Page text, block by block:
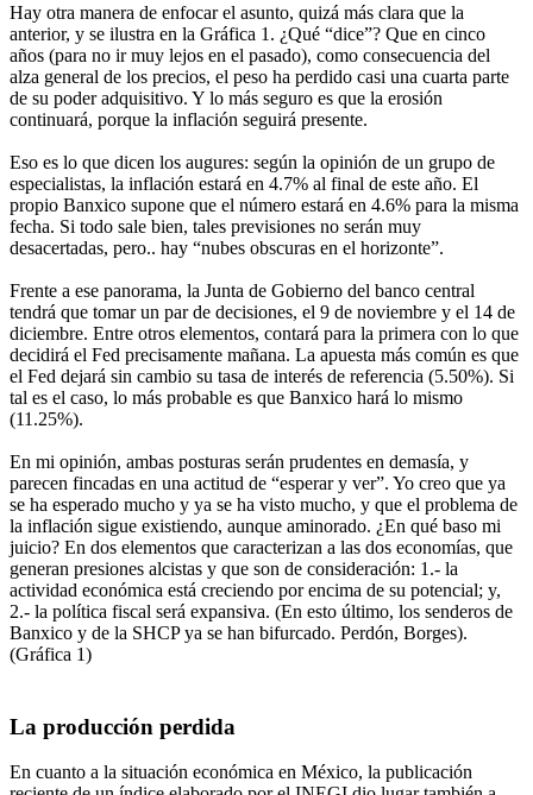
Hay otra manera de enfocar el asunto, quizá más clara que la
anterior, y se ilustra en la Gráfica 1. ¿Qué “dice”? Que en cinco
años (para no ir muy lejos en el pasado), como consecuencia del
alza general de los precios, el peso ha perdido casi una cuarta parte
de su poder adquisitivo. Y lo más seguro es que la erosión
continuará, porque la inflación seguirá presente.
Eso es lo que dicen los augures: según la opinión de un grupo de
especialistas, la inflación estará en 4.7% al final de este año. El
propio Banxico supone que el número estará en 4.6% para la misma
fecha. Si todo sale bien, tales previsiones no serán muy
desacertadas, pero.. hay “nubes obscuras en el horizonte”.
Frente a ese panorama, la Junta de Gobierno del banco central
tendrá que tomar un par de decisiones, el 9 de noviembre y el 14 de
diciembre. Entre otros elementos, contará para la primera con lo que
decidirá el Fed precisamente mañana. La apuesta más común es que
el Fed dejará sin cambio su tasa de interés de referencia (5.50%). Si
tal es el caso, lo más probable es que Banxico hará lo mismo
(11.25%).
En mi opinión, ambas posturas serán prudentes en demasía, y
parecen fincadas en una actitud de “esperar y ver”. Yo creo que ya
se ha esperado mucho y ya se ha visto mucho, y que el problema de
la inflación sigue existiendo, aunque aminorado. ¿En qué baso mi
juicio? En dos elementos que caracterizan a las dos economías, que
generan presiones alcistas y que son de consideración: 1.- la
actividad económica está creciendo por encima de su potencial; y,
2.- la política fiscal será expansiva. (En esto último, los senderos de
Banxico y de la SHCP ya se han bifurcado. Perdón, Borges).
(Gráfica 1)
La producción perdida
En cuanto a la situación económica en México, la publicación